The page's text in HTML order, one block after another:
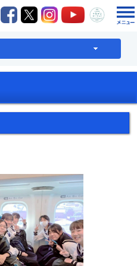
八千代町LINE
八千代町Facebook
八千代町X八千代町Instagram
八千代町八千代